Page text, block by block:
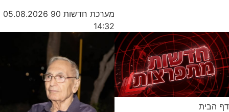
מערכת חדשות 90
05.08.2026
14:32
דף הבית